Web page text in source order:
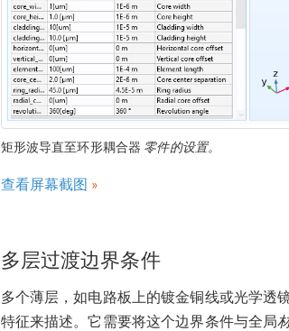
矩形波导直至环形耦合器 零件的设置。
查看屏幕截图
多层过渡边界条件
多个薄层，如电路板上的镀金铜线或光学透
特征来描述。它需要将这个边界条件与全局